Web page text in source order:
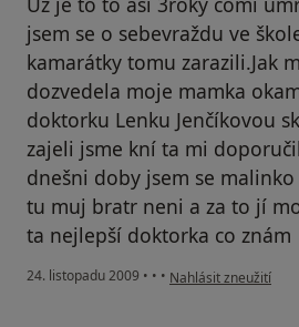
jsem se o sebevraždu ve
kamarátky tomu zarazili.Jak
dozvedela moje mamka
doktorku Lenku Jenčíkovou
zajeli jsme kní ta mi
dnešni doby jsem se
tu muj bratr neni a za to jí
ta nejlepší doktorka co znám
24. listopadu 2009 • • • podle názoru
Nahlásit zneužití